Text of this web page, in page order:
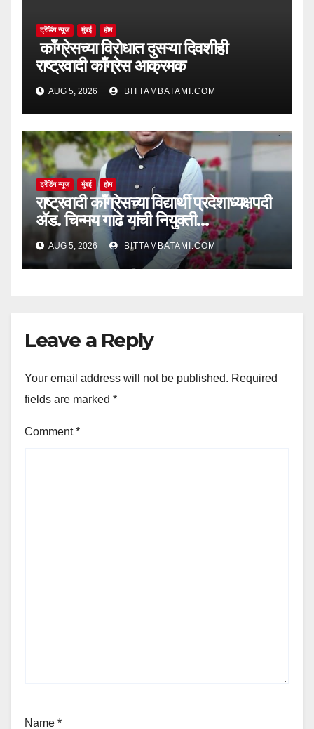
ट्रेंडिंग न्यूज मुंबई होम
काँग्रेसच्या विरोधात दुसऱ्या दिवशीही
राष्ट्रवादी काँग्रेस आक्रमक
AUG 5, 2026 BITTAMBATAMI.COM
ट्रेंडिंग न्यूज मुंबई होम
राष्ट्रवादी काँग्रेसच्या विद्यार्थी प्रदेशाध्यक्षपदी
ॲड. चिन्मय गाढे यांची नियुक्ती…
AUG 5, 2026 BITTAMBATAMI.COM
Leave a Reply
Your email address will not be published. Required
fields are marked *
Comment*
Name *